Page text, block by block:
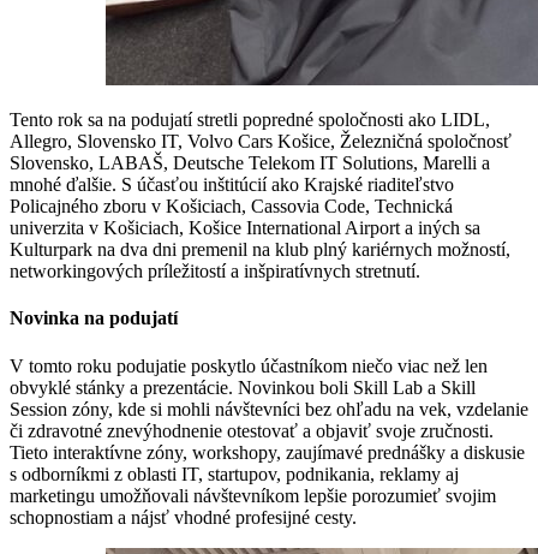
Tento rok sa na podujatí stretli popredné spoločnosti ako LIDL,
Allegro, Slovensko IT, Volvo Cars Košice, Železničná spoločnosť
Slovensko, LABAŠ, Deutsche Telekom IT Solutions, Marelli a
mnohé ďalšie. S účasťou inštitúcií ako Krajské riaditeľstvo
Policajného zboru v Košiciach, Cassovia Code, Technická
univerzita v Košiciach, Košice International Airport a iných sa
Kulturpark na dva dni premenil na klub plný kariérnych možností,
networkingových príležitostí a inšpiratívnych stretnutí.
Novinka na podujatí
V tomto roku podujatie poskytlo účastníkom niečo viac než len
obvyklé stánky a prezentácie. Novinkou boli Skill Lab a Skill
Session zóny, kde si mohli návštevníci bez ohľadu na vek, vzdelanie
či zdravotné znevýhodnenie otestovať a objaviť svoje zručnosti.
Tieto interaktívne zóny, workshopy, zaujímavé prednášky a diskusie
s odborníkmi z oblasti IT, startupov, podnikania, reklamy aj
marketingu umožňovali návštevníkom lepšie porozumieť svojim
schopnostiam a nájsť vhodné profesijné cesty.